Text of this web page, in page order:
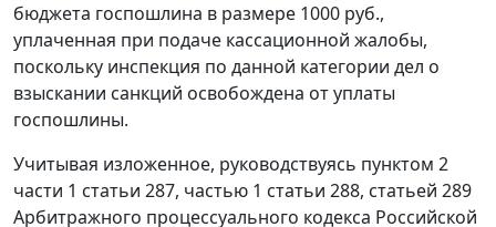
бюджета госпошлина в размере 1000 руб.,
уплаченная при подаче кассационной жалобы,
поскольку инспекция по данной категории дел о
взыскании санкций освобождена от уплаты
госпошлины.
Учитывая изложенное, руководствуясь пунктом 2
части 1 статьи 287, частью 1 статьи 288, статьей 289
Арбитражного процессуального кодекса Российской